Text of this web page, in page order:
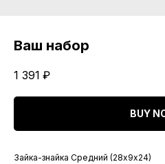
Ваш набор
1 391 ₽
BUY
Зайка-знайка Средний (28х9х24)